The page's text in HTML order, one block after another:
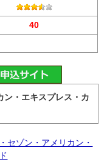
40
ン・エキスプレス・カ
セゾン・アメリカン・